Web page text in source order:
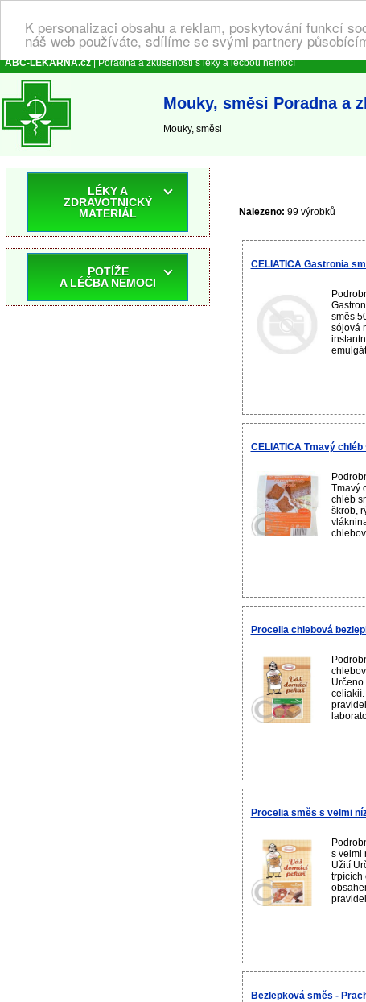
K personalizaci obsahu a reklam, poskytování funkcí
náš web používáte, sdílíme se svými partnery
ABC-LEKARNA.cz| Poradna a zkušenosti s léky a léčbou nemocí
Mouky, směsi Poradna a
Mouky, směsi
Nalezeno: 99 výrobků
CELIATICA Gastronia
směs
sójová
CELIATICA Tmavý chléb
Tmavý
chléb
škrob,
Procelia chlebová
Určeno
celiakií.
Procelia směs s velmi
s velmi
Užití
trpících
Bezlepková směs -
LÉKY A
ZDRAVOTNICKÝ
MATERIÁL
POTÍŽE
A LÉČBA NEMOCI